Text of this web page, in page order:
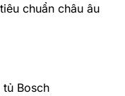
chuẩn châu âu
tủ Bosch